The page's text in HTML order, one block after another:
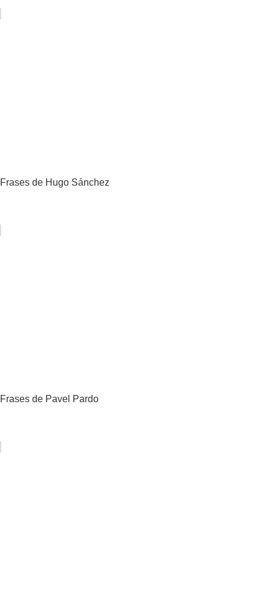
Frases de Hugo Sánchez
Frases de Pavel Pardo